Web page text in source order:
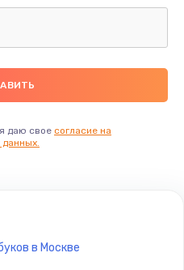
даю свое согласие на
в Москве